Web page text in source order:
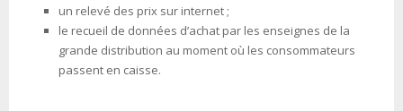
un relevé des prix sur internet ;
le recueil de données d’achat par les enseignes de la
grande distribution au moment où les consommateurs
passent en caisse.